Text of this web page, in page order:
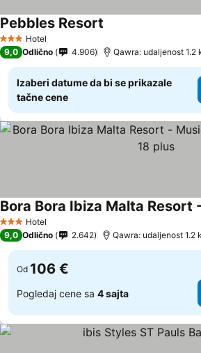
3 Zvezdice
Hotel
Pebbles Resort
9,0 Odlično 4.906 Qawra: udaljenost 1.2
Izaberi datume da bi se prikazale
tačne cene
3 Zvezdice
Hotel
9,0 Odlično 2.642 Qawra: udaljenost 1.2
Od 106 €
Pogledaj cene sa 4 sajta